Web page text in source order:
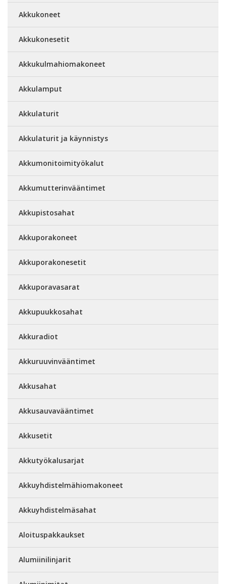
Akkukoneet
Akkukonesetit
Akkukulmahiomakoneet
Akkulamput
Akkulaturit
Akkulaturit ja käynnistys
Akkumonitoimityökalut
Akkumutterinvääntimet
Akkupistosahat
Akkuporakoneet
Akkuporakonesetit
Akkuporavasarat
Akkupuukkosahat
Akkuradiot
Akkuruuvinvääntimet
Akkusahat
Akkusauvavääntimet
Akkusetit
Akkutyökalusarjat
Akkuyhdistelmähiomakoneet
Akkuyhdistelmäsahat
Aloituspakkaukset
Alumiinilinjarit